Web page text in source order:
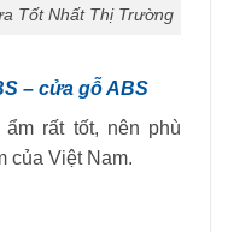
Tốt Nhất Thị Trường
– cửa gỗ ABS
rất tốt, nên phù
của Việt Nam.